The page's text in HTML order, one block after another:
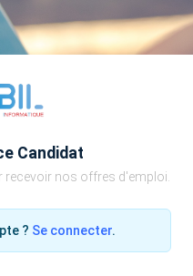
Candidat
recevoir nos offres d'emploi.
? Se connecter.